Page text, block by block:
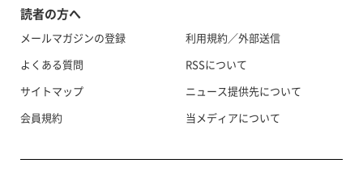
読者の方へ
メールマガジンの登録
よくある質問
サイトマップ
会員規約
利用規約／外部送信
RSSについて
ニュース提供先について
当メディアについて